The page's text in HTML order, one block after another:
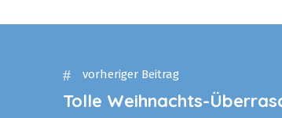
vorheriger Beitrag
Tolle Weihnachts-